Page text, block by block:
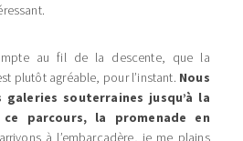
au fil de la descente, que la
plutôt agréable, pour l’instant. Nous
galeries souterraines jusqu’à la
parcours, la promenade en
à l’embarcadère, je me plains